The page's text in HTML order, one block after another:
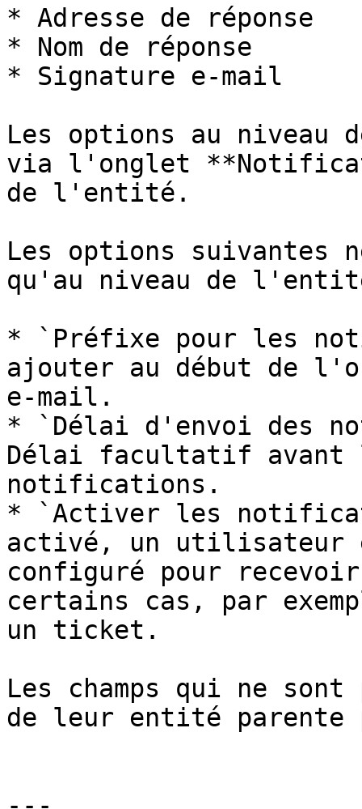
* Adresse de réponse
* Nom de réponse
* Signature e-mail
Les options au
via l'onglet
de l'entité.
Les options suivantes
qu'au niveau de
* `Préfixe pour les
ajouter au début de
e-mail.
* `Délai d'envoi des
Délai facultatif
notifications.
* `Activer les
activé, un utilisateur
configuré pour
certains cas, par
un ticket.
Les champs qui ne
de leur entité parente